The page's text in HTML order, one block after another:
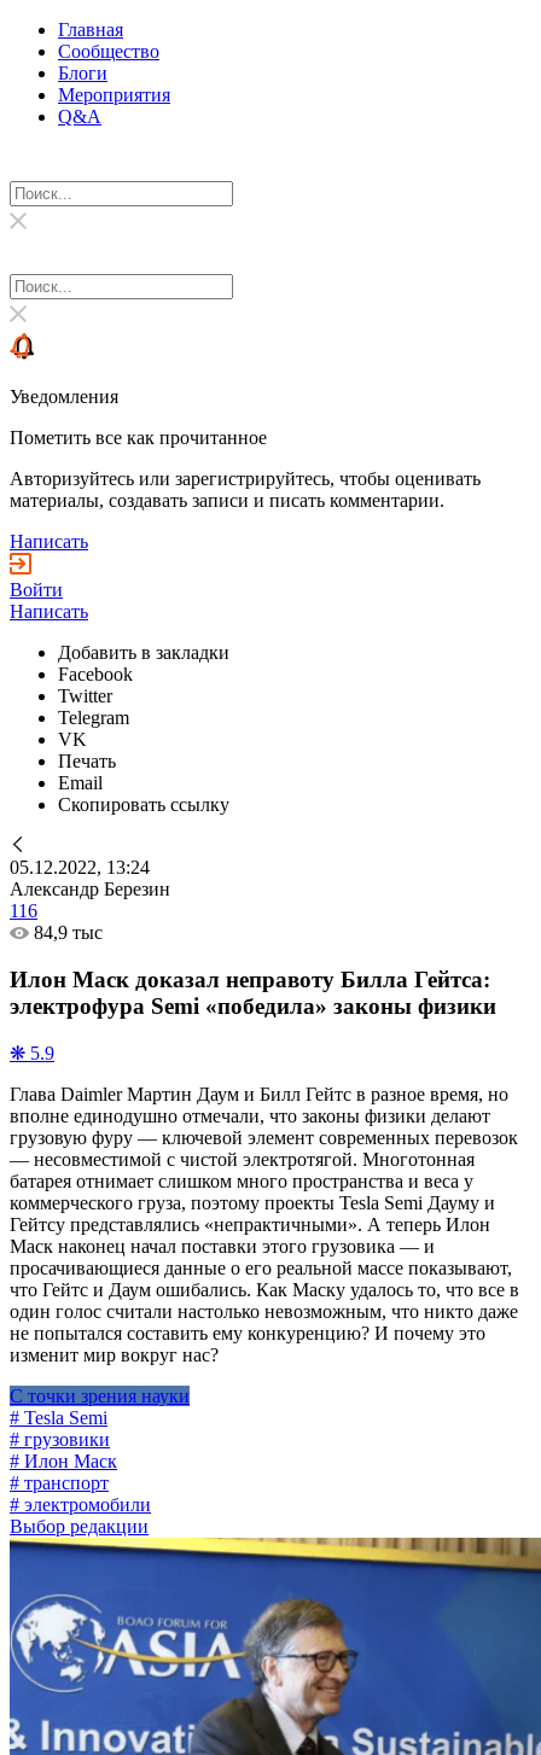
Главная
Сообщество
Блоги
Мероприятия
Q&A
Уведомления
Пометить все как прочитанное
Авторизуйтесь или зарегистрируйтесь, чтобы оценивать
материалы, создавать записи и писать комментарии.
Написать
Войти
Написать
Добавить в закладки
Facebook
Twitter
Telegram
VK
Печать
Email
Скопировать ссылку
05.12.2022, 13:24
Александр Березин
116
84,9 тыс
Илон Маск доказал неправоту Билла Гейтса:
электрофура Semi «победила» законы физики
❋ 5.9
Глава Daimler Мартин Даум и Билл Гейтс в разное время, но
вполне единодушно отмечали, что законы физики делают
грузовую фуру — ключевой элемент современных перевозок
— несовместимой с чистой электротягой. Многотонная
батарея отнимает слишком много пространства и веса у
коммерческого груза, поэтому проекты Tesla Semi Дауму и
Гейтсу представлялись «непрактичными». А теперь Илон
Маск наконец начал поставки этого грузовика — и
просачивающиеся данные о его реальной массе показывают,
что Гейтс и Даум ошибались. Как Маску удалось то, что все в
один голос считали настолько невозможным, что никто даже
не попытался составить ему конкуренцию? И почему это
изменит мир вокруг нас?
С точки зрения науки
# Tesla Semi
# грузовики
# Илон Маск
# транспорт
# электромобили
Выбор редакции